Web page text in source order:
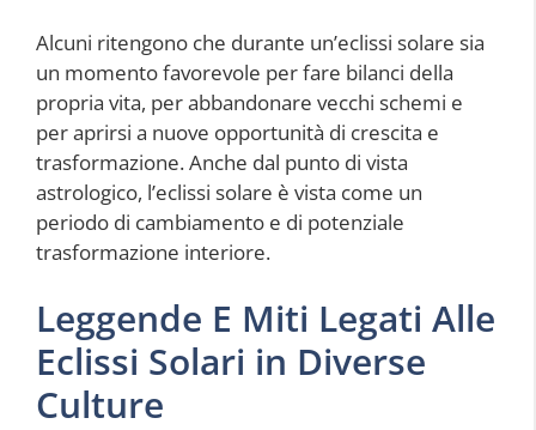
Alcuni ritengono che durante un’eclissi solare sia
un momento favorevole per fare bilanci della
propria vita, per abbandonare vecchi schemi e
per aprirsi a nuove opportunità di crescita e
trasformazione. Anche dal punto di vista
astrologico, l’eclissi solare è vista come un
periodo di cambiamento e di potenziale
trasformazione interiore.
Leggende E Miti Legati Alle
Eclissi Solari in Diverse
Culture